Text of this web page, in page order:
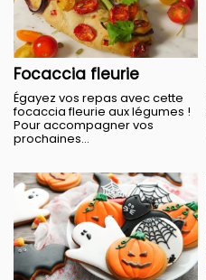
Focaccia fleurie
Égayez vos repas avec cette
focaccia fleurie aux légumes !
Pour accompagner vos
prochaines...